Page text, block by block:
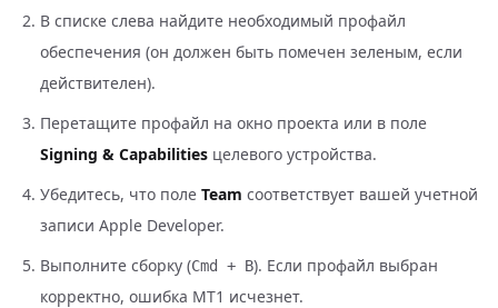
В списке слева найдите необходимый профайл
обеспечения (он должен быть помечен зеленым, если
действителен).
Перетащите профайл на окно проекта или в поле
Signing & Capabilities целевого устройства.
Убедитесь, что поле Team соответствует вашей учетной
записи Apple Developer.
Выполните сборку (Cmd + B). Если профайл выбран
корректно, ошибка MT1 исчезнет.